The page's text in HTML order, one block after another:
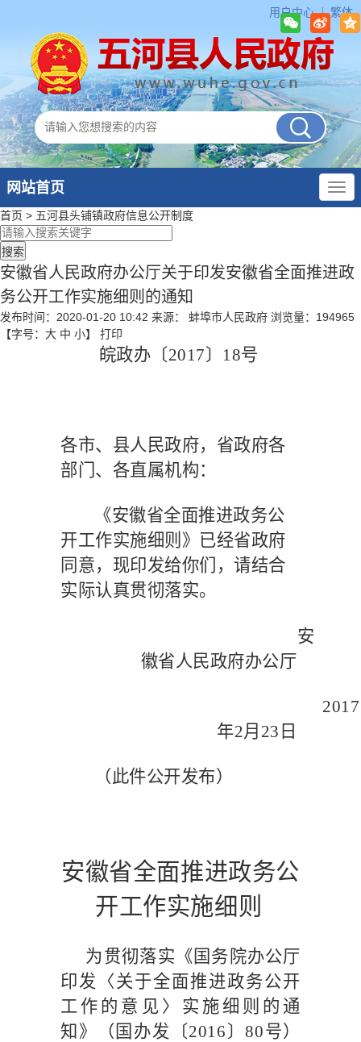
用户中心 繁体
网站首页
首页 > 五河县头铺镇政府信息公开制度
安徽省人民政府办公厅关于印发安徽省全面推进政
务公开工作实施细则的通知
发布时间：2020-01-20 10:42 来源： 蚌埠市人民政府 浏览量： 194965
【字号： 大 中 小】 打印
皖政办〔2017〕 18号
各市、县人民政府，省政府各
部门、各直属机构：
《安徽省全面推进政务公
开工作实施细则》已经省政府
同意，现印发给你们，请结合
实际认真贯彻落实。
安
徽省人民政府办公厅
2017
年2月 23 日
（此件公开发布）
安徽省全面推进政务公
开工作实施细则
为贯彻落实《国务院办公厅
印发〈关于全面推进政务公开
工作的意见〉实施细则的通
知》（国办发〔2016 〕80号）